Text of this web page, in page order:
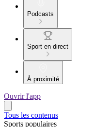
Podcasts
Sport en direct
À proximité
Ouvrir l'app
Tous les contenus
Sports populaires